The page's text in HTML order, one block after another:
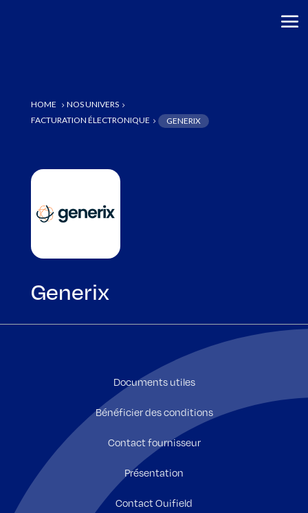
HOME 5 NOS UNIVERS5
FACTURATION ÉLECTRONIQUE 5 GENERIX
Generix
Documents utiles
Bénéficier des conditions
Contact fournisseur
Présentation
Contact Ouifield